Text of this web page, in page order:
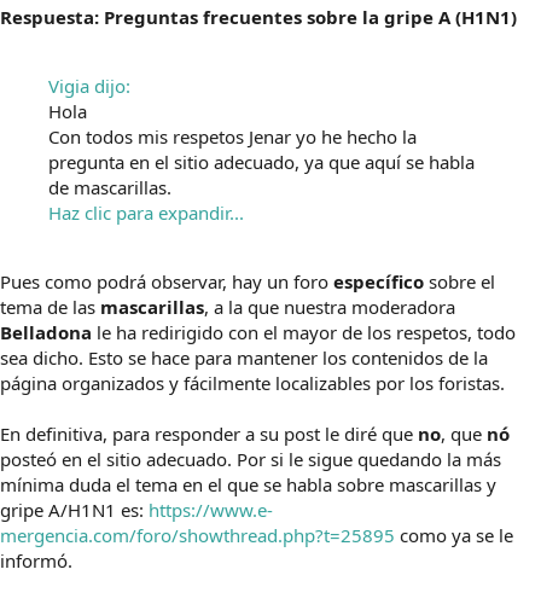
Respuesta: Preguntas frecuentes sobre la gripe A (H1N1)
Vigia dijo:
Hola
Con todos mis respetos Jenar yo he hecho la
pregunta en el sitio adecuado, ya que aquí se habla
de mascarillas.
Haz clic para expandir...
Pues como podrá observar, hay un foro específico sobre el
tema de las mascarillas, a la que nuestra moderadora
Belladona le ha redirigido con el mayor de los respetos, todo
sea dicho. Esto se hace para mantener los contenidos de la
página organizados y fácilmente localizables por los foristas.
En definitiva, para responder a su post le diré que no, que nó
posteó en el sitio adecuado. Por si le sigue quedando la más
mínima duda el tema en el que se habla sobre mascarillas y
gripe A/H1N1 es: https://www.e-
mergencia.com/foro/showthread.php?t=25895 como ya se le
informó.